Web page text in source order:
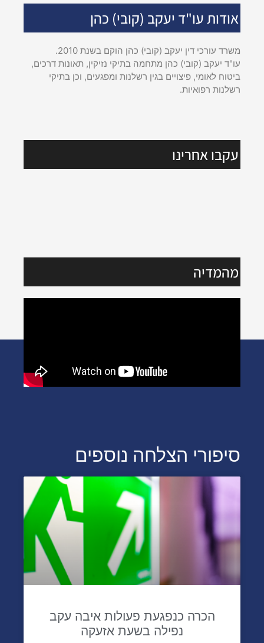
אודות עו"ד יעקב (קובי) כהן
משרד עורכי דין יעקב (קובי) כהן הוקם בשנת 2010.
עו"ד יעקב (קובי) כהן מתחמה בתיקי נזיקין, תאונות דרכים,
ביטוח לאומי, פיצויים בגין רשלנות ומפגעים, וכן בתיקי
רשלנות רפואיות.
עקבו אחרינו
מהמדיה
סיפורי הצלחה נוספים
הכרה כנפגעת פעולות איבה עקב
נפילה בשעת אזעקה